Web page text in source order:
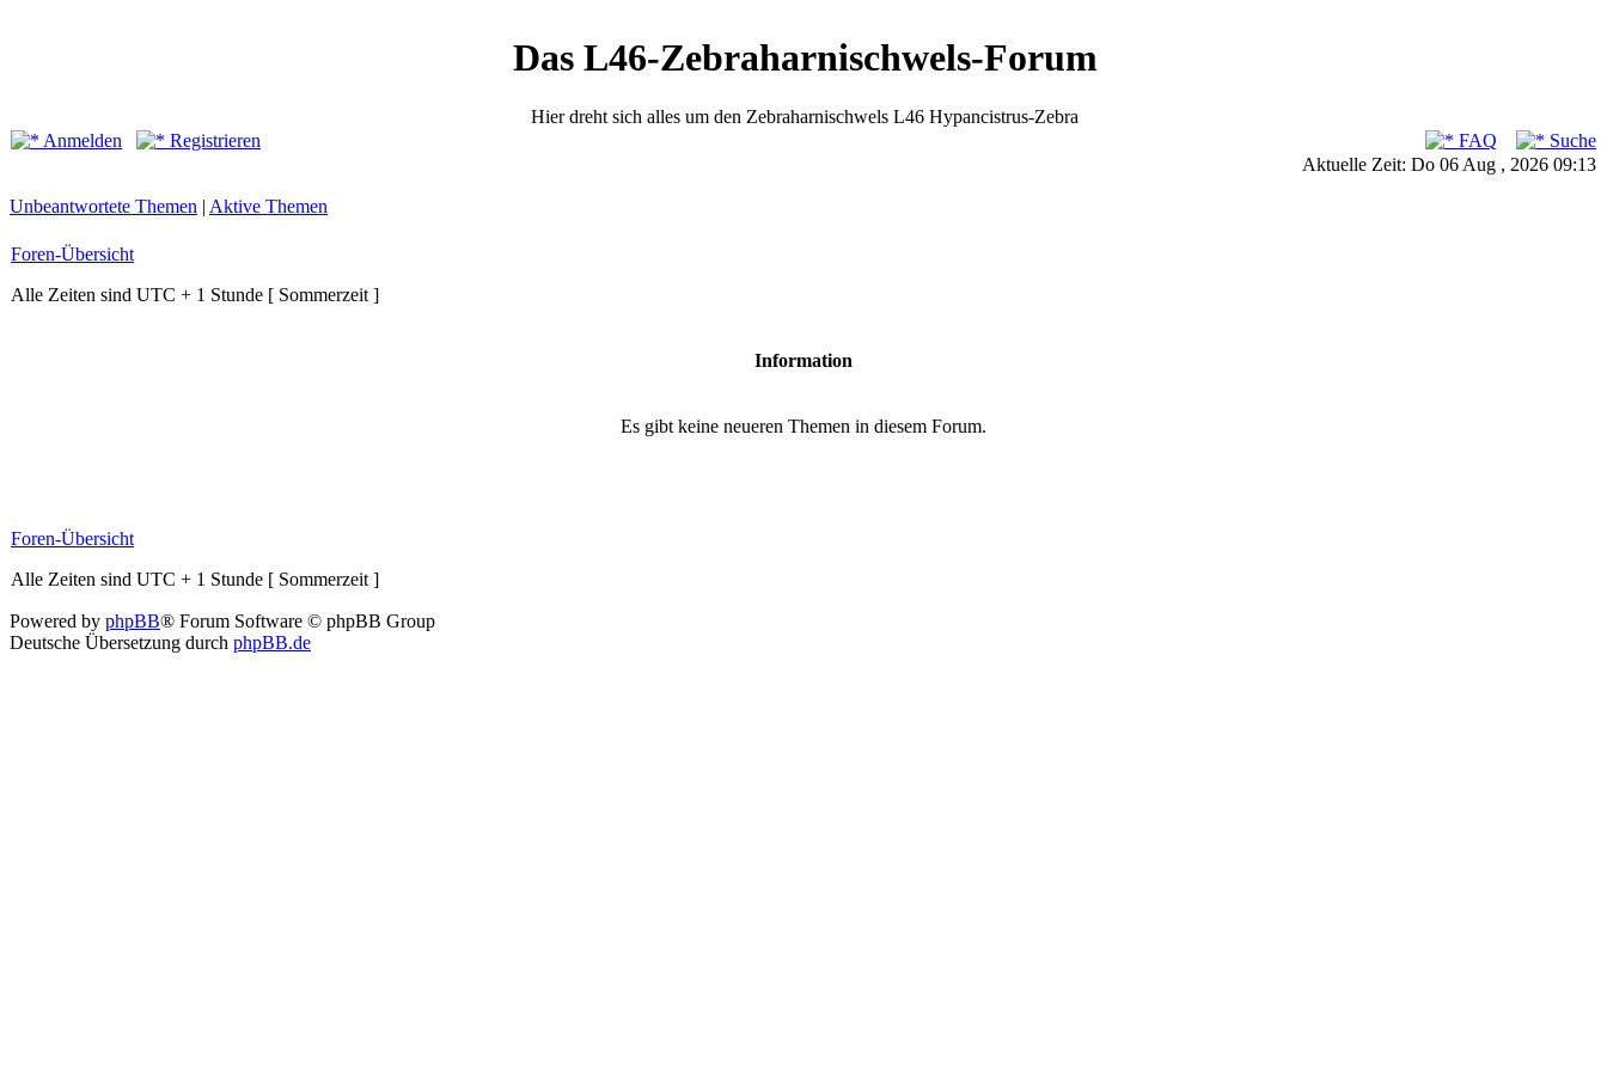
Das L46-Zebraharnischwels-Forum
Hier dreht sich alles um den Zebraharnischwels L46 Hypancistrus-Zebra
Anmelden
Registrieren FAQ
Suche
Aktuelle Zeit: Do 06 Aug , 2026 09:13
Unbeantwortete Themen | Aktive Themen
Foren-Übersicht
Alle Zeiten sind UTC + 1 Stunde [ Sommerzeit ]
Information
Es gibt keine neueren Themen in diesem Forum.
Foren-Übersicht
Alle Zeiten sind UTC + 1 Stunde [ Sommerzeit ]
Powered by phpBB® Forum Software © phpBB Group
Deutsche Übersetzung durch phpBB.de